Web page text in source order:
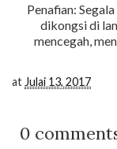
Penafian:
dikongsi di
mencegah,
at Julai 13, 2017
0